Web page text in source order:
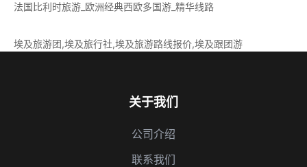
法国比利时旅游_欧洲经典西欧多国游_精华线路
埃及旅游团,埃及旅行社,埃及旅游路线报价,埃及跟团游
关于我们
公司介绍
联系我们